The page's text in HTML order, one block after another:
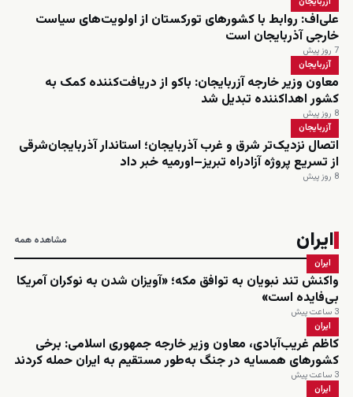
علی‌اف: روابط با کشورهای تورکستان از اولویت‌های سیاست
خارجی آذربایجان است
7 روز پیش
آزربایجان
معاون وزیر خارجه آزربایجان: باکو از دریافت‌کننده کمک به
کشور اهداکننده تبدیل شد
8 روز پیش
آزربایجان
اتصال نزدیک‌تر شرق و غرب آذربایجان؛ استاندار آذربایجان‌شرقی
از تسریع پروژه آزادراه تبریز–اورمیه خبر داد
8 روز پیش
ایران مشاهده همه
ایران
واکنش تند نبویان به توافق مکه؛ «آویزان شدن به نوکران آمریکا
بی‌فایده است»
3 ساعت پیش
ایران
کاظم غریب‌آبادی، معاون وزیر خارجه جمهوری اسلامی: برخی
کشورهای همسایه در جنگ به‌طور مستقیم به ایران حمله کردند
3 ساعت پیش
ایران